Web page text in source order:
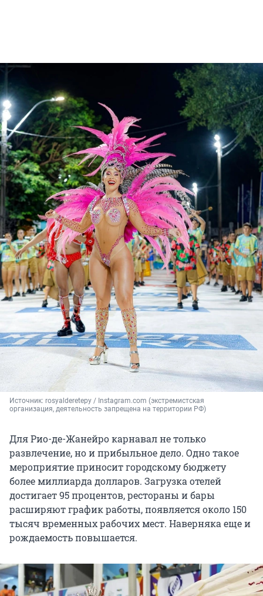
Источник: rosyalderetepy / Instagram.com (экстремистская
организация, деятельность запрещена на территории РФ)
Для Рио-де-Жанейро карнавал не только
развлечение, но и прибыльное дело. Одно такое
мероприятие приносит городскому бюджету
более миллиарда долларов. Загрузка отелей
достигает 95 процентов, рестораны и бары
расширяют график работы, появляется около 150
тысяч временных рабочих мест. Наверняка еще и
рождаемость повышается.